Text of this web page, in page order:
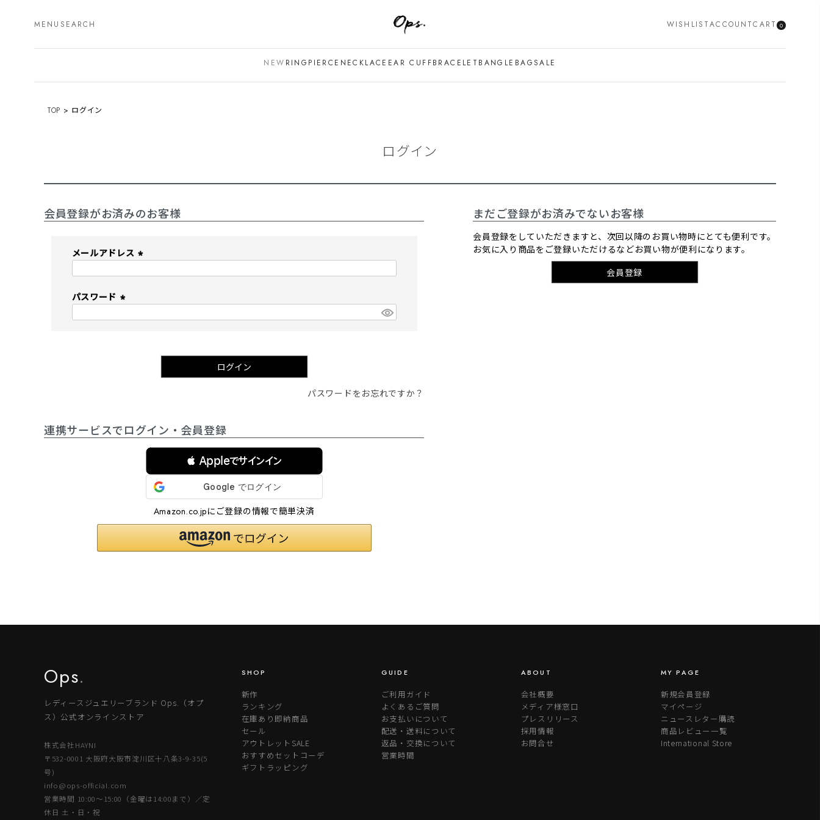
MENU SEARCH WISHLISTACCOUNTCART 0
NEW RING PIERCE NECKLACE EAR CUFFBRACELET BANGLE BAGSALE
TOP ログイン
ログイン
会員登録がお済みのお客様
メールアドレス
)
パスワード
ログイン
パスワードをお忘れですか？
連携サービスでログイン・会員登録
 Appleでサインイン
Amazon.co.jpにご登録の情報で簡単決済
まだご登録がお済みでないお客様
会員登録をしていただきますと、次回以降のお買い物時にとても便利です。
お気に入り商品をご登録いただけるなどお買い物が便利になります。
会員登録
Ops.
レディースジュエリーブランド Ops.（オプ
ス）公式オンラインストア
株式会社HAYNI
〒532-0001 大阪府大阪市淀川区十八条3-9-35(5
号)
info@ops-official.com
営業時間 10:00〜15:00（金曜は14:00まで）／定
休日 土・日・祝
SHOP
新作
ランキング
在庫あり即納商品
セール
アウトレットSALE
おすすめセットコーデ
ギフトラッピング
GUIDE
ご利用ガイド
よくあるご質問
お支払いについて
配送・送料について
返品・交換について
営業時間
ABOUT
会社概要
メディア様窓口
プレスリリース
採用情報
お問合せ
MY PAGE
新規会員登録
マイページ
ニュースレター購読
商品レビュー一覧
International Store